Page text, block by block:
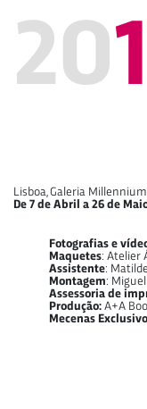
20
Lisboa, Galeria Millennium
De 7 de Abril a 26 de
Fotografias e
Maquetes: Atelier
Assistente:
Montagem:
Assessoria de
Produção: A+A
Mecenas Exclusivo